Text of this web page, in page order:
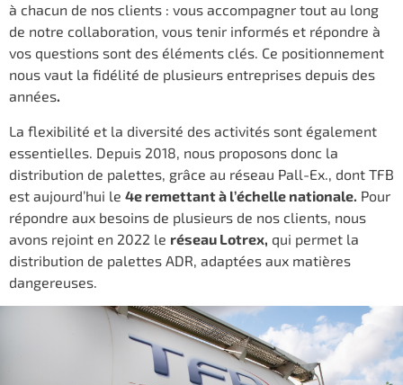
à chacun de nos clients : vous accompagner tout au long
de notre collaboration, vous tenir informés et répondre à
vos questions sont des éléments clés. Ce positionnement
nous vaut la fidélité de plusieurs entreprises depuis des
années.
La flexibilité et la diversité des activités sont également
essentielles. Depuis 2018, nous proposons donc la
distribution de palettes, grâce au réseau Pall-Ex., dont TFB
est aujourd’hui le 4e remettant à l’échelle nationale. Pour
répondre aux besoins de plusieurs de nos clients, nous
avons rejoint en 2022 le réseau Lotrex, qui permet la
distribution de palettes ADR, adaptées aux matières
dangereuses.